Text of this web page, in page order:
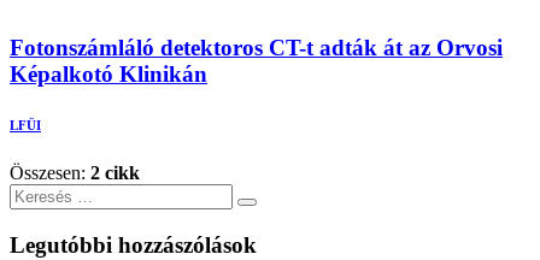
Fotonszámláló detektoros CT-t adták át az Orvosi
Képalkotó Klinikán
LFÜI
Összesen: 2 cikk
Keresés
Legutóbbi hozzászólások